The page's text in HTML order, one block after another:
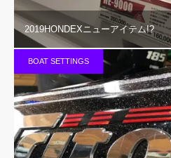
2019HONDEXニューアイテム!?
BOAT SETTINGS